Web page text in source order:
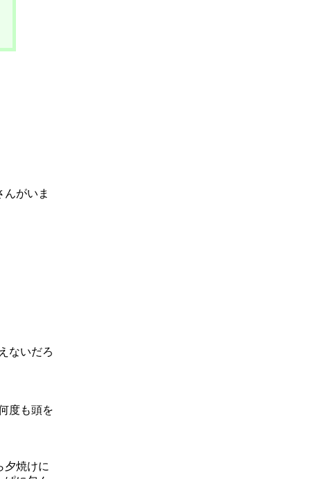
がいま
ないだろ
度も頭を
夕焼けに